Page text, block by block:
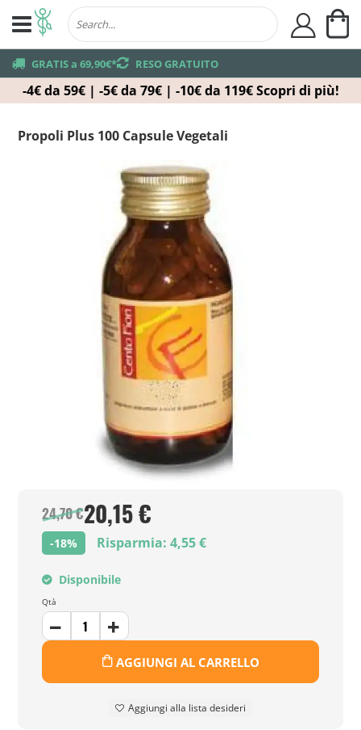
-4€ da 59€ | -5€ da 79€ | -10€ da 119€ Scopri di più!
truck GRATIS a 69,90€*returns RESO GRATUITO
user
Propoli Plus 100 Capsule Vegetali
24,70 €20,15 €
-18% Risparmia: 4,55 €
Disponibile
Qtà
AGGIUNGI AL CARRELLO
Aggiungi alla lista desideri